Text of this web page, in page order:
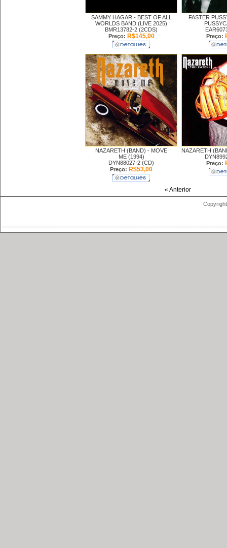
SAMMY HAGAR - BEST OF ALL
WORLDS BAND (LIVE 2025)
BMR13782-2 (2CDS)
Preço: R$145,00
FASTER
Preço:
NAZARETH (BAND) - MOVE
ME (1994)
DYN88027-2 (CD)
Preço: R$53,00
NAZARETH
Preço:
« Anterior